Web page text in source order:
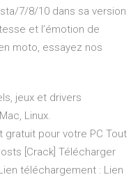
7/8/10 dans sa version
et l’émotion de
moto, essayez nos
jeux et drivers
Linux.
pour votre PC Tout
[Crack] Télécharger
téléchargement : Lien